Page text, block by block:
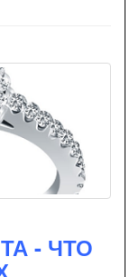
- ЧТО